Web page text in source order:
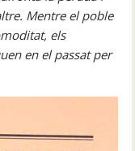
Mentre el poble
els
en el passat per